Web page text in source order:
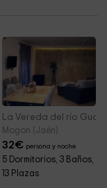
La Vereda del río
Mogon (Jaén)
32€ persona y noche
5 Dormitorios, 3 Baños,
13 Plazas